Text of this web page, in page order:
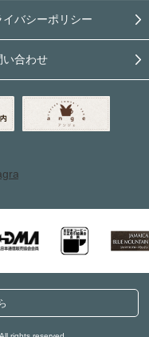
イバシーポリシー
い合わせ